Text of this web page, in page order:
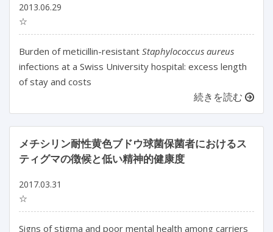
2013.06.29
☆
Burden of meticillin-resistant Staphylococcus aureus
infections at a Swiss University hospital: excess length
of stay and costs
続きを読む
メチシリン耐性黄色ブドウ球菌保菌者におけるス
ティグマの徴候と低い精神的健康度
2017.03.31
☆
Signs of stigma and poor mental health among carriers